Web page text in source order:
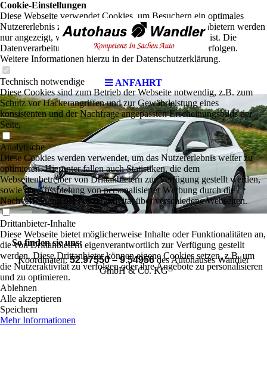
ANFAHRT
So finden sie uns:
Koordinaten:52.97550 – 9.54956des Autohauses Wandler
GmbH & Co. KG
Cookie-Einstellungen
Diese Webseite verwendet Cookies, um Besuchern ein optimales
Nutzererlebnis zu bieten. Bestimmte Inhalte von Drittanbietern werden
nur angezeigt, wenn die entsprechende Option aktiviert ist. Die
Datenverarbeitung kann dann auch in einem Drittland erfolgen.
Weitere Informationen hierzu in der Datenschutzerklärung.
Technisch notwendige
Diese Cookies sind zum Betrieb der Webseite notwendig, z.B. zum
Schutz vor Hackerangriffen und zur Gewährleistung eines
konsistenten und der Nachfrage angepassten Erscheinungsbilds der
Seite.
Analytische
Diese Cookies werden verwendet, um das Nutzererlebnis weiter zu
optimieren. Hierunter fallen auch Statistiken, die dem
Webseitenbetreiber von Drittanbietern zur Verfügung gestellt werden,
sowie die Ausspielung von personalisierter Werbung durch die
Nachverfolgung der Nutzeraktivität über verschiedene Webseiten.
Drittanbieter-Inhalte
Diese Webseite bietet möglicherweise Inhalte oder Funktionalitäten an,
die von Drittanbietern eigenverantwortlich zur Verfügung gestellt
werden. Diese Drittanbieter können eigene Cookies setzen, z.B. um
die Nutzeraktivität zu verfolgen oder ihre Angebote zu personalisieren
und zu optimieren.
Ablehnen
Alle akzeptieren
Speichern
Mehr Informationen